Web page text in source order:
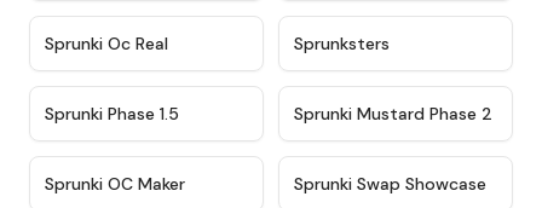
Sprunki Oc Real Sprunksters
Sprunki Phase 1.5 ★ 4.4
Sprunki Mustard Phase 2
Sprunki OC Maker ★ 4.6
Sprunki Swap Showcase